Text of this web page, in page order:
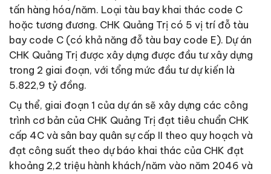
tấn hàng hóa/năm. Loại tàu bay khai thác code C
hoặc tương đương. CHK Quảng Trị có 5 vị trí đỗ tàu
bay code C (có khả năng đỗ tàu bay code E). Dự án
CHK Quảng Trị được xây dựng được đầu tư xây dựng
trong 2 giai đoạn, với tổng mức đầu tư dự kiến là
5.822,9 tỷ đồng.
Cụ thể, giai đoạn 1 của dự án sẽ xây dựng các công
trình cơ bản của CHK Quảng Trị đạt tiêu chuẩn CHK
cấp 4C và sân bay quân sự cấp II theo quy hoạch và
đạt công suất theo dự báo khai thác của CHK đạt
khoảng 2,2 triệu hành khách/năm vào năm 2046 và